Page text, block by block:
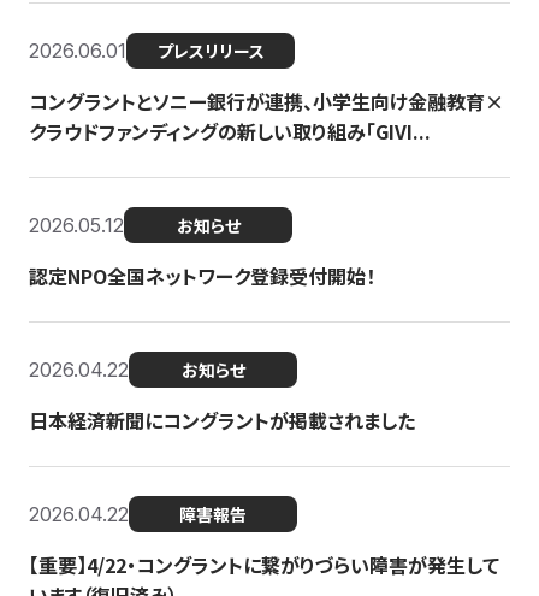
2026.06.01 プレスリリース
コングラントとソニー銀行が連携、小学生向け金融教育×
クラウドファンディングの新しい取り組み「GIVI...
2026.05.12 お知らせ
認定NPO全国ネットワーク登録受付開始！
2026.04.22 お知らせ
日本経済新聞にコングラントが掲載されました
2026.04.22 障害報告
【重要】4/22・コングラントに繋がりづらい障害が発生して